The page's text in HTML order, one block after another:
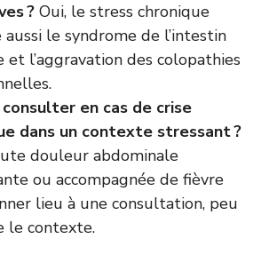
? Oui, le stress chronique
aussi le syndrome de l’intestin
et l’aggravation des colopathies
en cas de crise
dans un contexte stressant ?
douleur abdominale
ou accompagnée de fièvre
lieu à une consultation, peu
le contexte.